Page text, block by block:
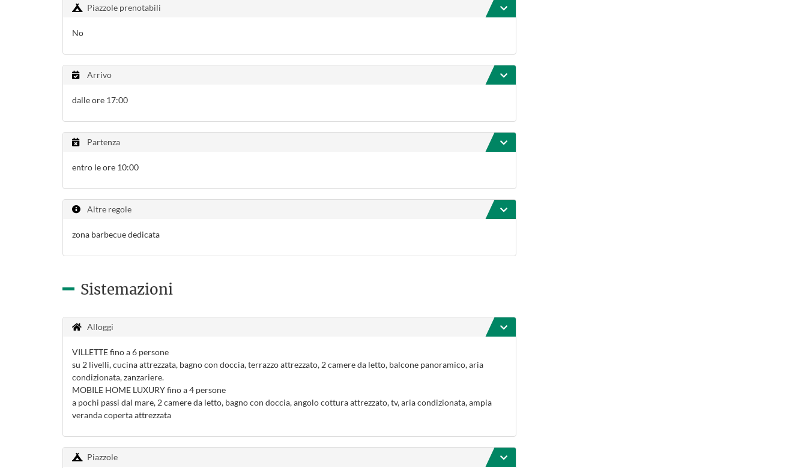
Piazzole prenotabili
No
Arrivo
dalle ore 17:00
Partenza
entro le ore 10:00
Altre regole
zona barbecue dedicata
Sistemazioni
Alloggi
VILLETTE fino a 6 persone
su 2 livelli, cucina attrezzata, bagno con doccia, terrazzo attrezzato, 2 camere da letto, balcone panoramico, aria
condizionata, zanzariere.
MOBILE HOME LUXURY fino a 4 persone
a pochi passi dal mare, 2 camere da letto, bagno con doccia, angolo cottura attrezzato, tv, aria condizionata, ampia
veranda coperta attrezzata
Piazzole